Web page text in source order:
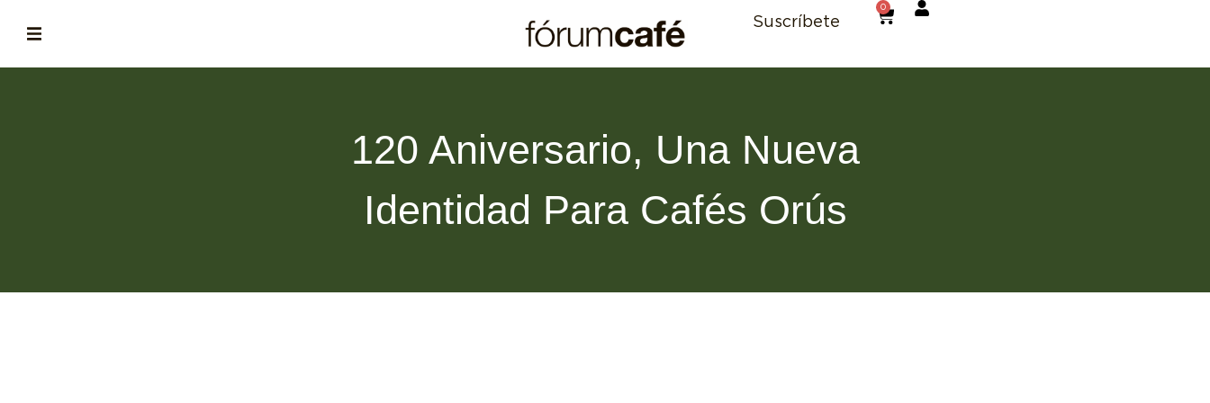
Suscríbete
0
120 Aniversario, Una Nueva
Identidad Para Cafés Orús